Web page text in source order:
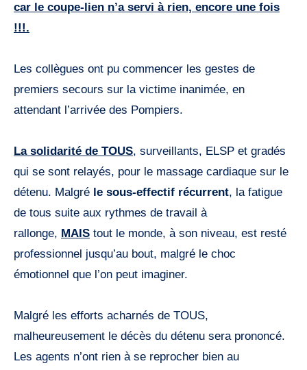
car le coupe-lien n’a servi à rien, encore une fois
!!!.
Les collègues ont pu commencer les gestes de
premiers secours sur la victime inanimée, en
attendant l’arrivée des Pompiers.
La solidarité de TOUS, surveillants, ELSP et gradés
qui se sont relayés, pour le massage cardiaque sur le
détenu. Malgré le sous-effectif récurrent, la fatigue
de tous suite aux rythmes de travail à
rallonge, MAIS tout le monde, à son niveau, est resté
professionnel jusqu’au bout, malgré le choc
émotionnel que l’on peut imaginer.
Malgré les efforts acharnés de TOUS,
malheureusement le décès du détenu sera prononcé.
Les agents n’ont rien à se reprocher bien au